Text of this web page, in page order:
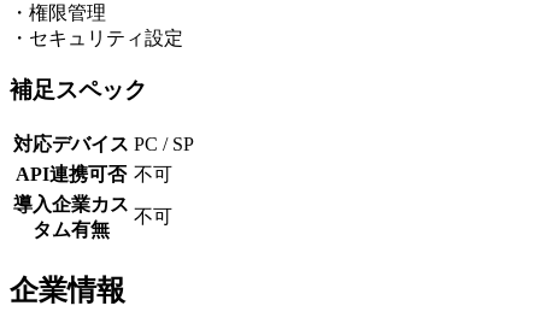
・権限管理
・セキュリティ設定
補足スペック
対応デバイス PC / SP
API連携可否 不可
導入企業カス
タム有無
不可
企業情報